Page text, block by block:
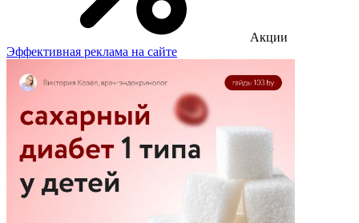
Акции
Эффективная реклама на сайте